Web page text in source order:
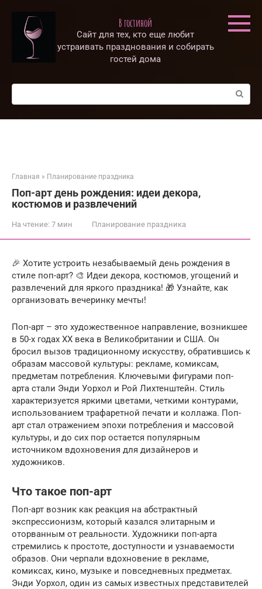
контенту
В гостиной
Сайт для тех, кто еще любит
устраивать празднования и собирать
гостей дома
Поиск:
Главная » Планирование праздника
Поп-арт день рождения: идеи декора,
костюмов и развлечений
На чтение: 7 мин Планирование праздника
🎉 Хотите устроить незабываемый день рождения в
стиле поп-арт? 🎨 Идеи декора‚ костюмов‚ угощений и
развлечений для яркого праздника! 🎁 Узнайте‚ как
организовать вечеринку мечты!
Поп-арт – это художественное направление, возникшее
в 50-х годах XX века в Великобритании и США. Он
бросил вызов традиционному искусству, обратившись к
образам массовой культуры: рекламе, комиксам,
предметам потребления. Ключевыми фигурами поп-
арта стали Энди Уорхол и Рой Лихтенштейн. Стиль
характеризуется яркими цветами, четкими контурами,
использованием трафаретной печати и коллажа. Поп-
арт стал отражением эпохи потребления и массовой
культуры, и до сих пор остается популярным
источником вдохновения для дизайнеров и
художников.
Что такое поп-арт
Поп-арт возник как реакция на абстрактный
экспрессионизм, который казался элитарным и
оторванным от реальности. Художники поп-арта
стремились к простоте, доступности и узнаваемости
образов. Они черпали вдохновение в рекламе,
комиксах, кино, музыке и повседневных предметах.
Энди Уорхол, один из самых известных представителей